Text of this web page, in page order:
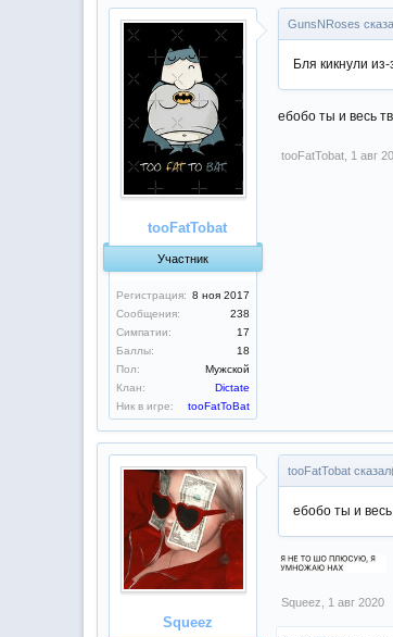
tooFatTobat
Участник
Регистрация: 8 ноя 2017
Сообщения:
238
Симпатии:
17
Баллы:
18
Пол:
Мужской
Клан:
Dictate
Ник в игре:
tooFatToBat
GunsNRoses
Бля кикнули
ебобо ты и весь
tooFatTobat 1 авг
Squeez
tooFatTobat
ебобо ты и
Squeez 1 авг 2020